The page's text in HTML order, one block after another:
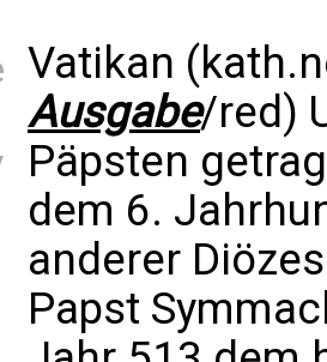
Vatikan
Ausgabe/red)
Päpsten
dem 6.
anderer
Papst